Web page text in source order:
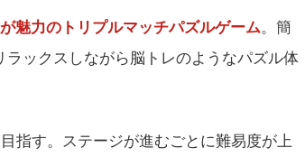
魅力のトリプルマッチパズルゲーム。簡
ックスしながら脳トレのようなパズル体
指す。ステージが進むごとに難易度が上